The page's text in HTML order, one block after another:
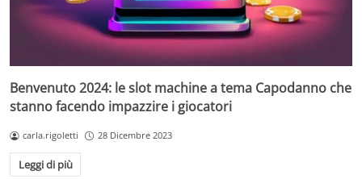
Benvenuto 2024: le slot machine a tema Capodanno che
stanno facendo impazzire i giocatori
carla.rigoletti 28 Dicembre 2023
Leggi di più